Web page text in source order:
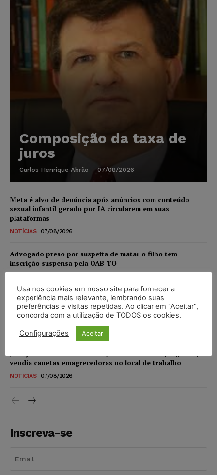
Composição da taxa de
juros
Carlos Henrique Abrão - 07/08/2026
Meta é alvo de denúncia após anúncios com conteúdo
sexual infantil gerado por IA circularem em suas
plataformas
NOTÍCIAS 07/08/2026
Advogado preso por suspeita de matar o filho tem
inscrição suspensa pela OAB-TO
STF amplia isenção de IBS e CBS na compra de veículos
novos para pessoas com deficiência e autistas de todos os
níveis
DIREITO TRIBUTÁRIO 07/08/2026
Justiça do Trabalho mantém justa causa de empregado que
vendia canetas emagrecedoras no local de trabalho
NOTÍCIAS 07/08/2026
Inscreva-se
Usamos cookies em nosso site para fornecer a
experiência mais relevante, lembrando suas
preferências e visitas repetidas. Ao clicar em “Aceitar”,
concorda com a utilização de TODOS os cookies.
Configurações Aceitar